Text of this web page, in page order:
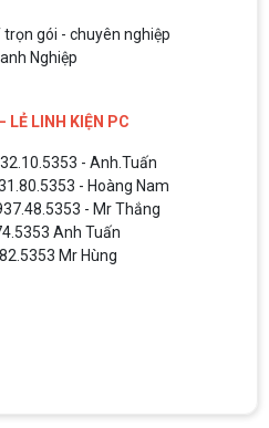
gói - chuyên nghiệp
Nghiệp
LẺ LINH KIỆN PC
- Anh.Tuấn
- Hoàng Nam
- Mr Thắng
Anh Tuấn
Mr Hùng